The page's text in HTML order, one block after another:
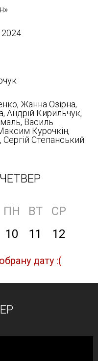
2024
Жанна Озірна,
Андрій Кирильчук,
Василь
Курочкін,
Сергій Степанський
ПН ВТ
СР
10 11 12
дату :(